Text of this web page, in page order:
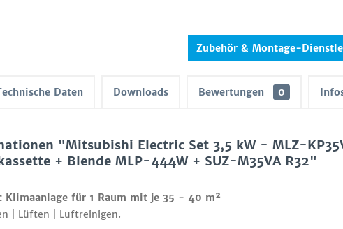
Zubehör & Montage-
Daten Downloads Bewertungen 0
"Mitsubishi Electric Set 3,5 kW - MLZ-
+ Blende MLP-444W + SUZ-M35VA R32"
Klimaanlage für 1 Raum mit je 35 - 40 m²
| Lüften | Luftreinigen.